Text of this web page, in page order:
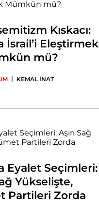
Kıskacı:
İsrail’i Eleştirmek
mü?
| KEMAL İNAT
Eyalet Seçimleri:
Yükselişte,
Partileri Zorda